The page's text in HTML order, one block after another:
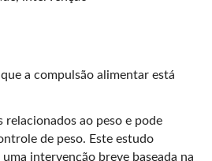
a compulsão alimentar está
relacionados ao peso e pode
de peso. Este estudo
intervenção breve baseada na